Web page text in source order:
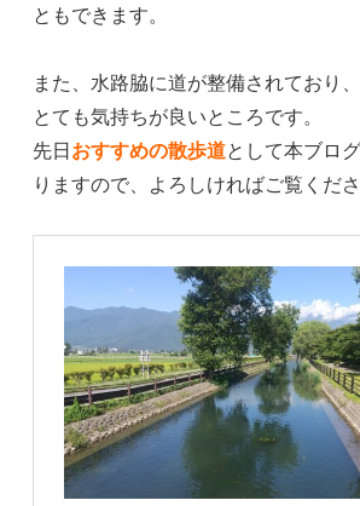
ともできます。
また、水路脇に道が整備されており
とても気持ちが良いところです。
先日おすすめの散歩道として本ブロ
りますので、よろしければご覧くだ